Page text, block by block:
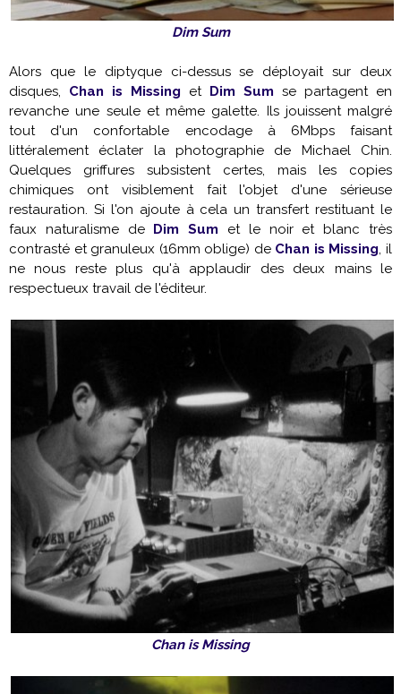
Dim Sum
Alors que le diptyque ci-dessus se déployait sur deux
disques, Chan is Missing et Dim Sum se partagent en
revanche une seule et même galette. Ils jouissent malgré
tout d'un confortable encodage à 6Mbps faisant
littéralement éclater la photographie de Michael Chin.
Quelques griffures subsistent certes, mais les copies
chimiques ont visiblement fait l'objet d'une sérieuse
restauration. Si l'on ajoute à cela un transfert restituant le
faux naturalisme de Dim Sum et le noir et blanc très
contrasté et granuleux (16mm oblige) de Chan is Missing, il
ne nous reste plus qu'à applaudir des deux mains le
respectueux travail de l'éditeur.
Chan is Missing